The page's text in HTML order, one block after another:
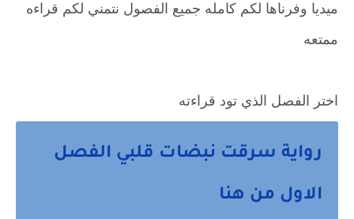
ميديا وفرناها لكم كامله جميع الفصول نتمني لكم قراءه
ممتعه
اختر الفصل الذي تود قراءته
رواية سرقت نبضات قلبي الفصل
الاول من هنا